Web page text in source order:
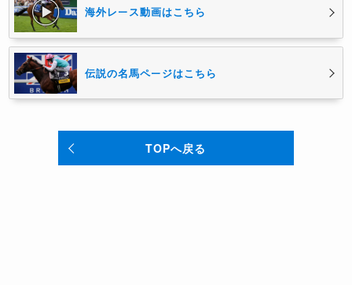
海外レース動画はこちら
伝説の名馬ページはこちら
TOPへ戻る